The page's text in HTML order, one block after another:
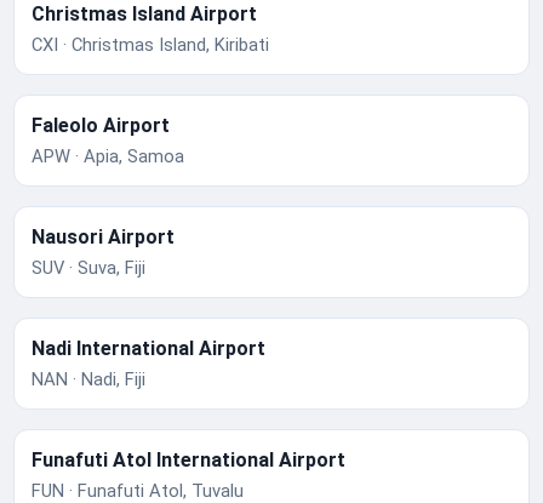
Christmas Island Airport
CXI · Christmas Island, Kiribati
Faleolo Airport
APW · Apia, Samoa
Nausori Airport
SUV · Suva, Fiji
Nadi International Airport
NAN · Nadi, Fiji
Funafuti Atol International Airport
FUN · Funafuti Atol, Tuvalu